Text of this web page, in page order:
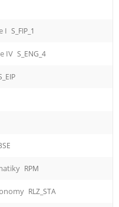
I S_FIP_1
IV S_ENG_4
RPM
RLZ_STA